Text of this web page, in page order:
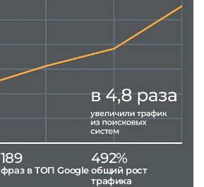
189
фраз в ТОП Google
492%
общий рост
трафика